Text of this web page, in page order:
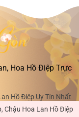
Hoa Hồ Điệp Trực
Hồ Điệp Uy Tín Nhất
Chậu Hoa Lan Hồ Điệp